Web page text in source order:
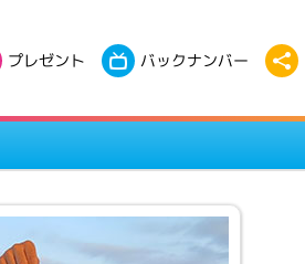
プレゼント バックナンバー